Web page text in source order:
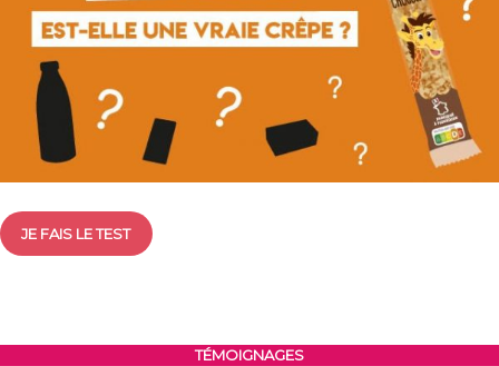
JE FAIS LE TEST
TÉMOIGNAGES